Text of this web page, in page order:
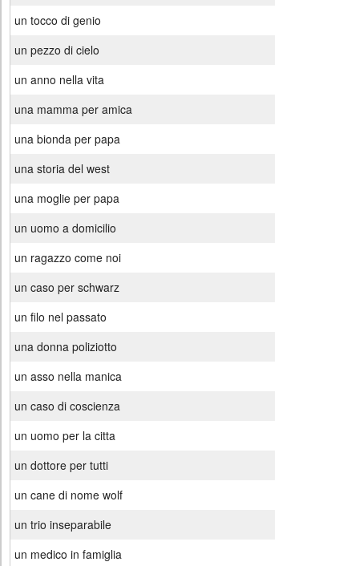
un tocco di genio
un pezzo di cielo
un anno nella vita
una mamma per amica
una bionda per papa
una storia del west
una moglie per papa
un uomo a domicilio
un ragazzo come noi
un caso per schwarz
un filo nel passato
una donna poliziotto
un asso nella manica
un caso di coscienza
un uomo per la citta
un dottore per tutti
un cane di nome wolf
un trio inseparabile
un medico in famiglia